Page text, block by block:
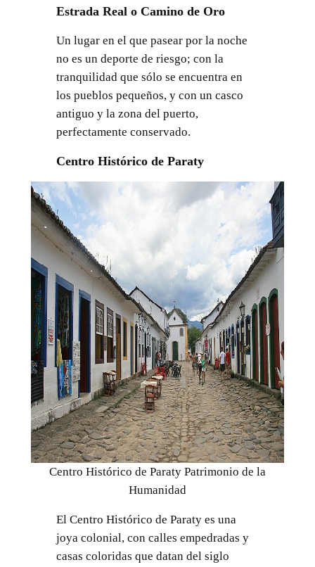
Estrada Real o Camino de Oro
Un lugar en el que pasear por la noche
no es un deporte de riesgo; con la
tranquilidad que sólo se encuentra en
los pueblos pequeños, y con un casco
antiguo y la zona del puerto,
perfectamente conservado.
Centro Histórico de Paraty
Centro Histórico de Paraty Patrimonio de la
Humanidad
El Centro Histórico de Paraty es una
joya colonial, con calles empedradas y
casas coloridas que datan del siglo